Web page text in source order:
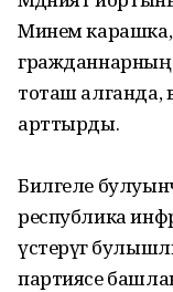
Минем карашка,
гражданнарның
тоташ алганда,
арттырды.
Билгеле
республика
үстерүгә
партиясе